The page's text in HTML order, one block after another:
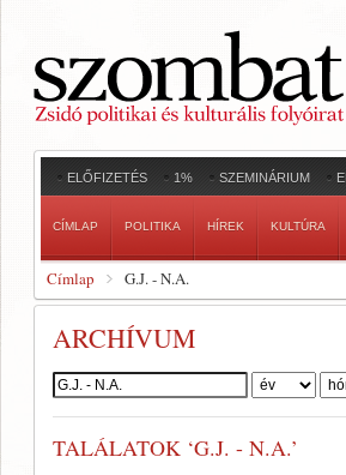
ELŐFIZETÉS 1% SZEMINÁRIUM
CÍMLAP POLITIKA HÍREK KULTÚRA
Címlap G.J. - N.A.
ARCHÍVUM
Szerző:
TALÁLATOK ‘G.J. - N.A.’